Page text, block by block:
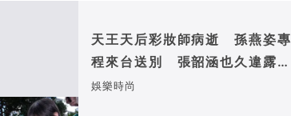
天王天后彩妝師病逝 孫燕姿專
程來台送別 張韶涵也久違露面
了
娛樂時尚